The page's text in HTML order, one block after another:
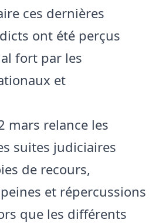
ces dernières
ont été perçus
fort par les
et
mars relance les
suites judiciaires
de recours,
et répercussions
que les différents